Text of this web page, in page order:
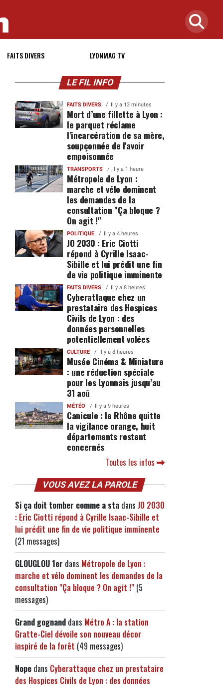
FAITS DIVERS LYONMAG TV
LE FIL INFO
FAITS DIVERS Il y a 13 minutes
Mort d’une fillette à Lyon :
le parquet réclame
l’incarcération de sa mère,
soupçonnée de l'avoir
empoisonnée
TRANSPORTS Il y a 1 heure
Métropole de Lyon :
marche et vélo dominent
les demandes de la
consultation "Ça bloque ?
On agit !"
POLITIQUE Il y a 4 heures
JO 2030 : Eric Ciotti
répond à Cyrille Isaac-
Sibille et lui prédit une fin
de vie politique imminente
FAITS DIVERS Il y a 8 heures
Cyberattaque chez un
prestataire des Hospices
Civils de Lyon : des
données personnelles
potentiellement volées
CULTURE Il y a 8 heures
Musée Cinéma & Miniature
: une réduction spéciale
pour les Lyonnais jusqu’au
31 aoû
MÉTÉO Il y a 9 heures
Canicule : le Rhône quitte
la vigilance orange, huit
départements restent
concernés
Toutes les infos
VOUS AVEZ LA PAROLE
Si ça doit tomber comme a sta dans JO 2030
: Eric Ciotti répond à Cyrille Isaac-Sibille et
lui prédit une fin de vie politique imminente
(21 messages)
GLOUGLOU 1er dans Métropole de Lyon :
marche et vélo dominent les demandes de la
consultation "Ça bloque ? On agit !" (5
messages)
Grand gognand dans Métro A : la station
Gratte-Ciel dévoile son nouveau décor
inspiré de la forêt (49 messages)
Nope dans Cyberattaque chez un prestataire
des Hospices Civils de Lyon : des données